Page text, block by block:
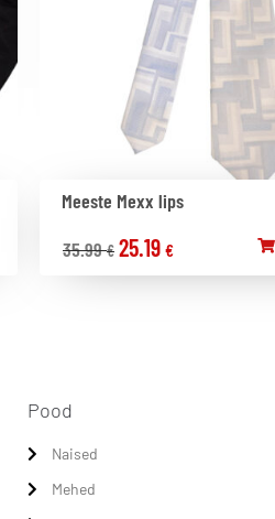
Meeste Mexx lips
35.99€ 25.19 €
Pood
Naised
Mehed